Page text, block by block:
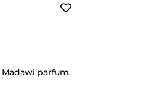
Madawi parfum.